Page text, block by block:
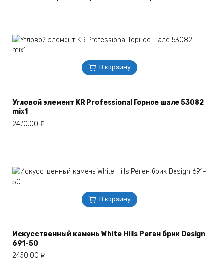
В корзину
Угловой элемент KR Professional Горное шале 53082
mix1
2470,00 ₽
В корзину
Искусственный камень White Hills Реген брик Design
691-50
2450,00 ₽